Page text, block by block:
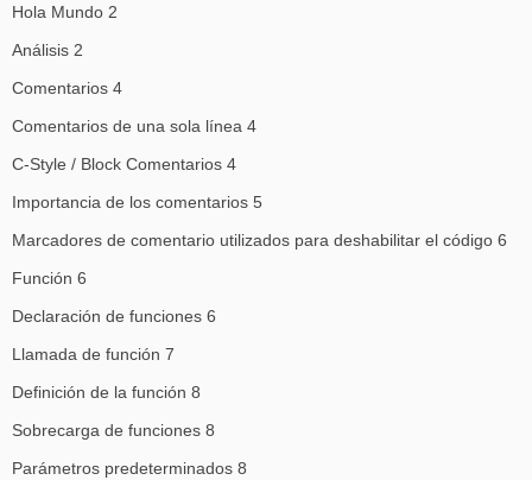
Hola Mundo 2
Análisis 2
Comentarios 4
Comentarios de una sola línea 4
C-Style / Block Comentarios 4
Importancia de los comentarios 5
Marcadores de comentario utilizados para deshabilitar el código 6
Función 6
Declaración de funciones 6
Llamada de función 7
Definición de la función 8
Sobrecarga de funciones 8
Parámetros predeterminados 8